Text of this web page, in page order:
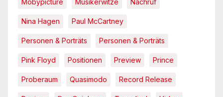
Nina Hagen Paul McCartney
Personen & Porträts Personen & Porträts
Pink Floyd Positionen Preview Prince
Proberaum Quasimodo Record Release